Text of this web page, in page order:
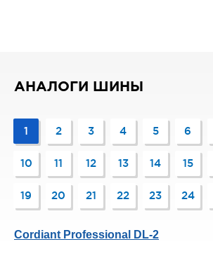
АНАЛОГИ ШИНЫ
1 2 3 4 5 6
10 11 12 13 14 15
19 20 21 22 23 24
Cordiant Professional DL-2